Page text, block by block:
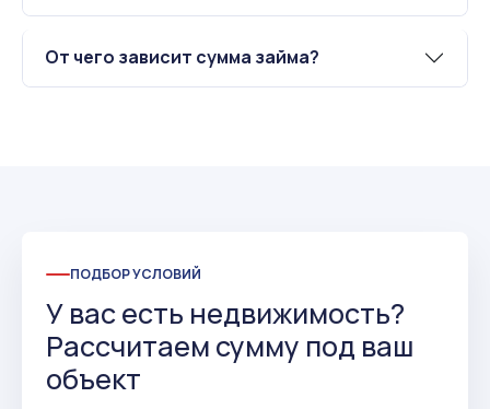
От чего зависит сумма займа?
ПОДБОР УСЛОВИЙ
У вас есть недвижимость?
Рассчитаем сумму под ваш
объект